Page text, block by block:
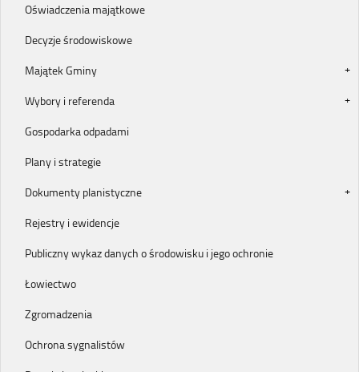
Oświadczenia majątkowe
Decyzje środowiskowe
Majątek Gminy
Wybory i referenda
Gospodarka odpadami
Plany i strategie
Dokumenty planistyczne
Rejestry i ewidencje
Publiczny wykaz danych o środowisku i jego ochronie
Łowiectwo
Zgromadzenia
Ochrona sygnalistów